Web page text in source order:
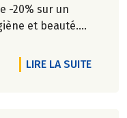
-20% sur un
et beauté.
par la
LIRE LA SUITEDE